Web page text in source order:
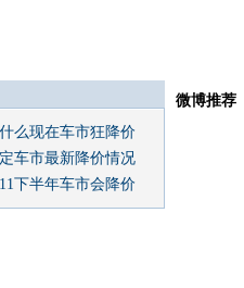
么现在车市狂降价
车市最新降价情况
下半年车市会降价
微博推荐